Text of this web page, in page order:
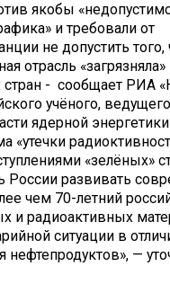
якобы
и требовали от
не допустить того,
отрасль «загрязняла»
стран - сообщает РИА
учёного, ведущего
ядерной
«утечки
«зелёных»
России развивать
чем 70-летний
и радиоактивных
ситуации в
нефтепродуктов», —